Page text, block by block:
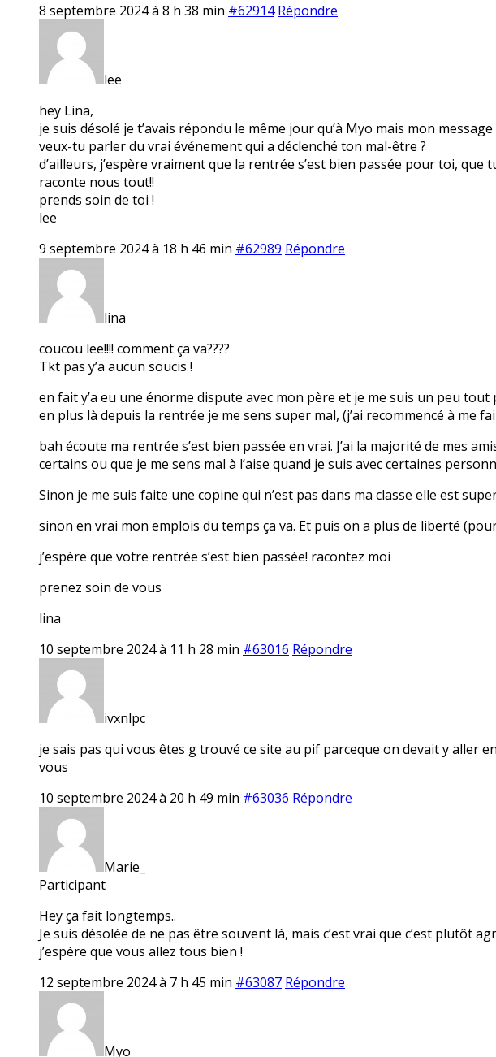
8 septembre 2024 à 8 h 38 min #62914 Répondre
lee
hey Lina,
je suis désolé je t’avais répondu le même jour qu’à Myo mais mon
veux-tu parler du vrai événement qui a déclenché ton mal-être ?
d’ailleurs, j’espère vraiment que la rentrée s’est bien passée pour toi, que
raconte nous tout!!
prends soin de toi !
lee
9 septembre 2024 à 18 h 46 min #62989 Répondre
lina
coucou lee!!!! comment ça va????
Tkt pas y’a aucun soucis !
en fait y’a eu une énorme dispute avec mon père et je me suis un peu tout
en plus là depuis la rentrée je me sens super mal, (j’ai recommencé à me
bah écoute ma rentrée s’est bien passée en vrai. J’ai la majorité de mes
certains ou que je me sens mal à l’aise quand je suis avec certaines
Sinon je me suis faite une copine qui n’est pas dans ma classe elle est
sinon en vrai mon emplois du temps ça va. Et puis on a plus de liberté
j’espère que votre rentrée s’est bien passée! racontez moi
prenez soin de vous
lina
10 septembre 2024 à 11 h 28 min #63016 Répondre
ivxnlpc
je sais pas qui vous êtes g trouvé ce site au pif parceque on devait y aller
vous
10 septembre 2024 à 20 h 49 min #63036 Répondre
Marie_
Participant
Hey ça fait longtemps..
Je suis désolée de ne pas être souvent là, mais c’est vrai que c’est plutôt
j’espère que vous allez tous bien !
12 septembre 2024 à 7 h 45 min #63087 Répondre
Myo